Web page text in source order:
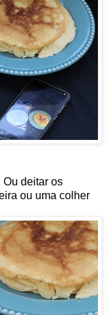
Ou deitar os
ou uma colher